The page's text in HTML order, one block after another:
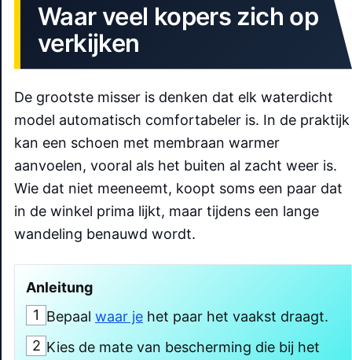
Waar veel kopers zich op
verkijken
De grootste misser is denken dat elk waterdicht
model automatisch comfortabeler is. In de praktijk
kan een schoen met membraan warmer
aanvoelen, vooral als het buiten al zacht weer is.
Wie dat niet meeneemt, koopt soms een paar dat
in de winkel prima lijkt, maar tijdens een lange
wandeling benauwd wordt.
Anleitung
1 Bepaal waar je het paar het vaakst draagt.
2 Kies de mate van bescherming die bij het